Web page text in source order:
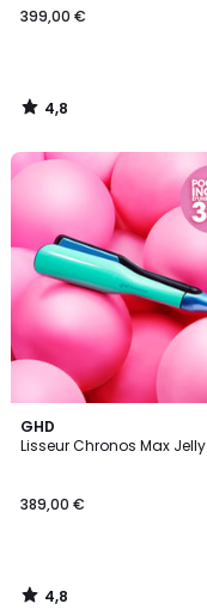
399,00 €
4,8
/
GHD
Lisseur Chronos Max Jelly
389,00 €
4,8
/ 5
4,8
/